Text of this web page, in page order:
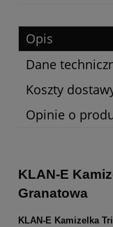
Opis
Dane
Koszty
Cena nie zawiera
Opinie o
KLAN-E
Granatowa
KLAN-E Kamizelka